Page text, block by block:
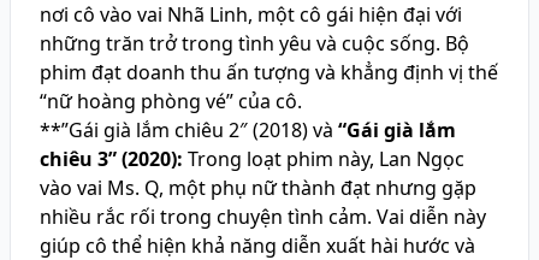
nơi cô vào vai Nhã Linh, một cô gái hiện đại với
những trăn trở trong tình yêu và cuộc sống. Bộ
phim đạt doanh thu ấn tượng và khẳng định vị thế
“nữ hoàng phòng vé” của cô.
**”Gái già lắm chiêu 2″ (2018) và “Gái già lắm
chiêu 3” (2020): Trong loạt phim này, Lan Ngọc
vào vai Ms. Q, một phụ nữ thành đạt nhưng gặp
nhiều rắc rối trong chuyện tình cảm. Vai diễn này
giúp cô thể hiện khả năng diễn xuất hài hước và